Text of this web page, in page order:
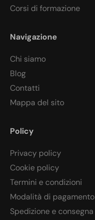
Corsi di formazione
Navigazione
Chi siamo
Blog
Contatti
Mappa del sito
Policy
Privacy policy
Cookie policy
Termini e condizioni
Modalità di pagamento
Spedizione e consegna